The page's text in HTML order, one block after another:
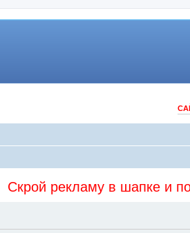
Скрой рекламу в шапке и